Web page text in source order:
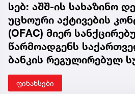
სებ: აშშ-ის სახაზინო
უცხოური აქტივების
(OFAC) მიერ
წარმოადგენს
ბანკის რეგულირებულ
ფინანსები